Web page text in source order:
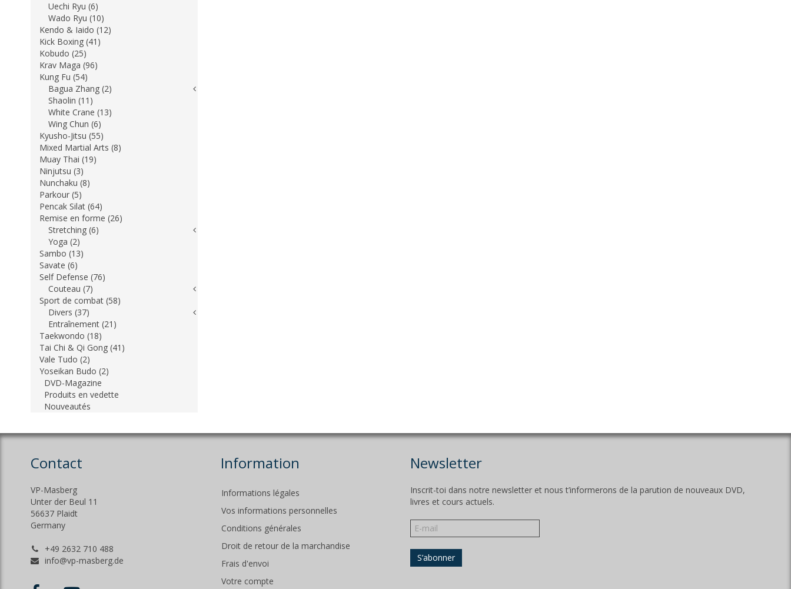
Uechi Ryu (6)
Wado Ryu (10)
Kendo & Iaido (12)
Kick Boxing (41)
Kobudo (25)
Krav Maga (96)
Kung Fu (54)
Bagua Zhang (2)
Shaolin (11)
White Crane (13)
Wing Chun (6)
Kyusho-Jitsu (55)
Mixed Martial Arts (8)
Muay Thai (19)
Ninjutsu (3)
Nunchaku (8)
Parkour (5)
Pencak Silat (64)
Remise en forme (26)
Stretching (6)
Yoga (2)
Sambo (13)
Savate (6)
Self Defense (76)
Couteau (7)
Sport de combat (58)
Divers (37)
Entraînement (21)
Taekwondo (18)
Tai Chi & Qi Gong (41)
Vale Tudo (2)
Yoseikan Budo (2)
DVD-Magazine
Produits en vedette
Nouveautés
Contact
VP-Masberg
Unter der Beul 11
56637 Plaidt
Germany
+49 2632 710 488
info@vp-masberg.de
Information
Informations légales
Vos informations personnelles
Conditions générales
Droit de retour de la marchandise
Frais d'envoi
Votre compte
Newsletter
Inscrit-toi dans notre newsletter et nous t’informerons de la parution de nouveaux DVD,
livres et cours actuels.